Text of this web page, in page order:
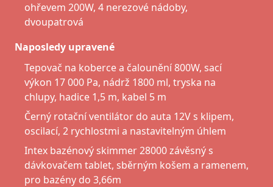
ohřevem 200W, 4 nerezové nádoby,
dvoupatrová
Naposledy upravené
Tepovač na koberce a čalounění 800W, sací
výkon 17 000 Pa, nádrž 1800 ml, tryska na
chlupy, hadice 1,5 m, kabel 5 m
Černý rotační ventilátor do auta 12V s klipem,
oscilací, 2 rychlostmi a nastavitelným úhlem
Intex bazénový skimmer 28000 závěsný s
dávkovačem tablet, sběrným košem a ramenem,
pro bazény do 3,66m